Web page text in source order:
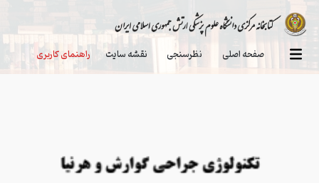
صفحه اصلی نظرسنجی نقشه سایت راهنمای کاربری